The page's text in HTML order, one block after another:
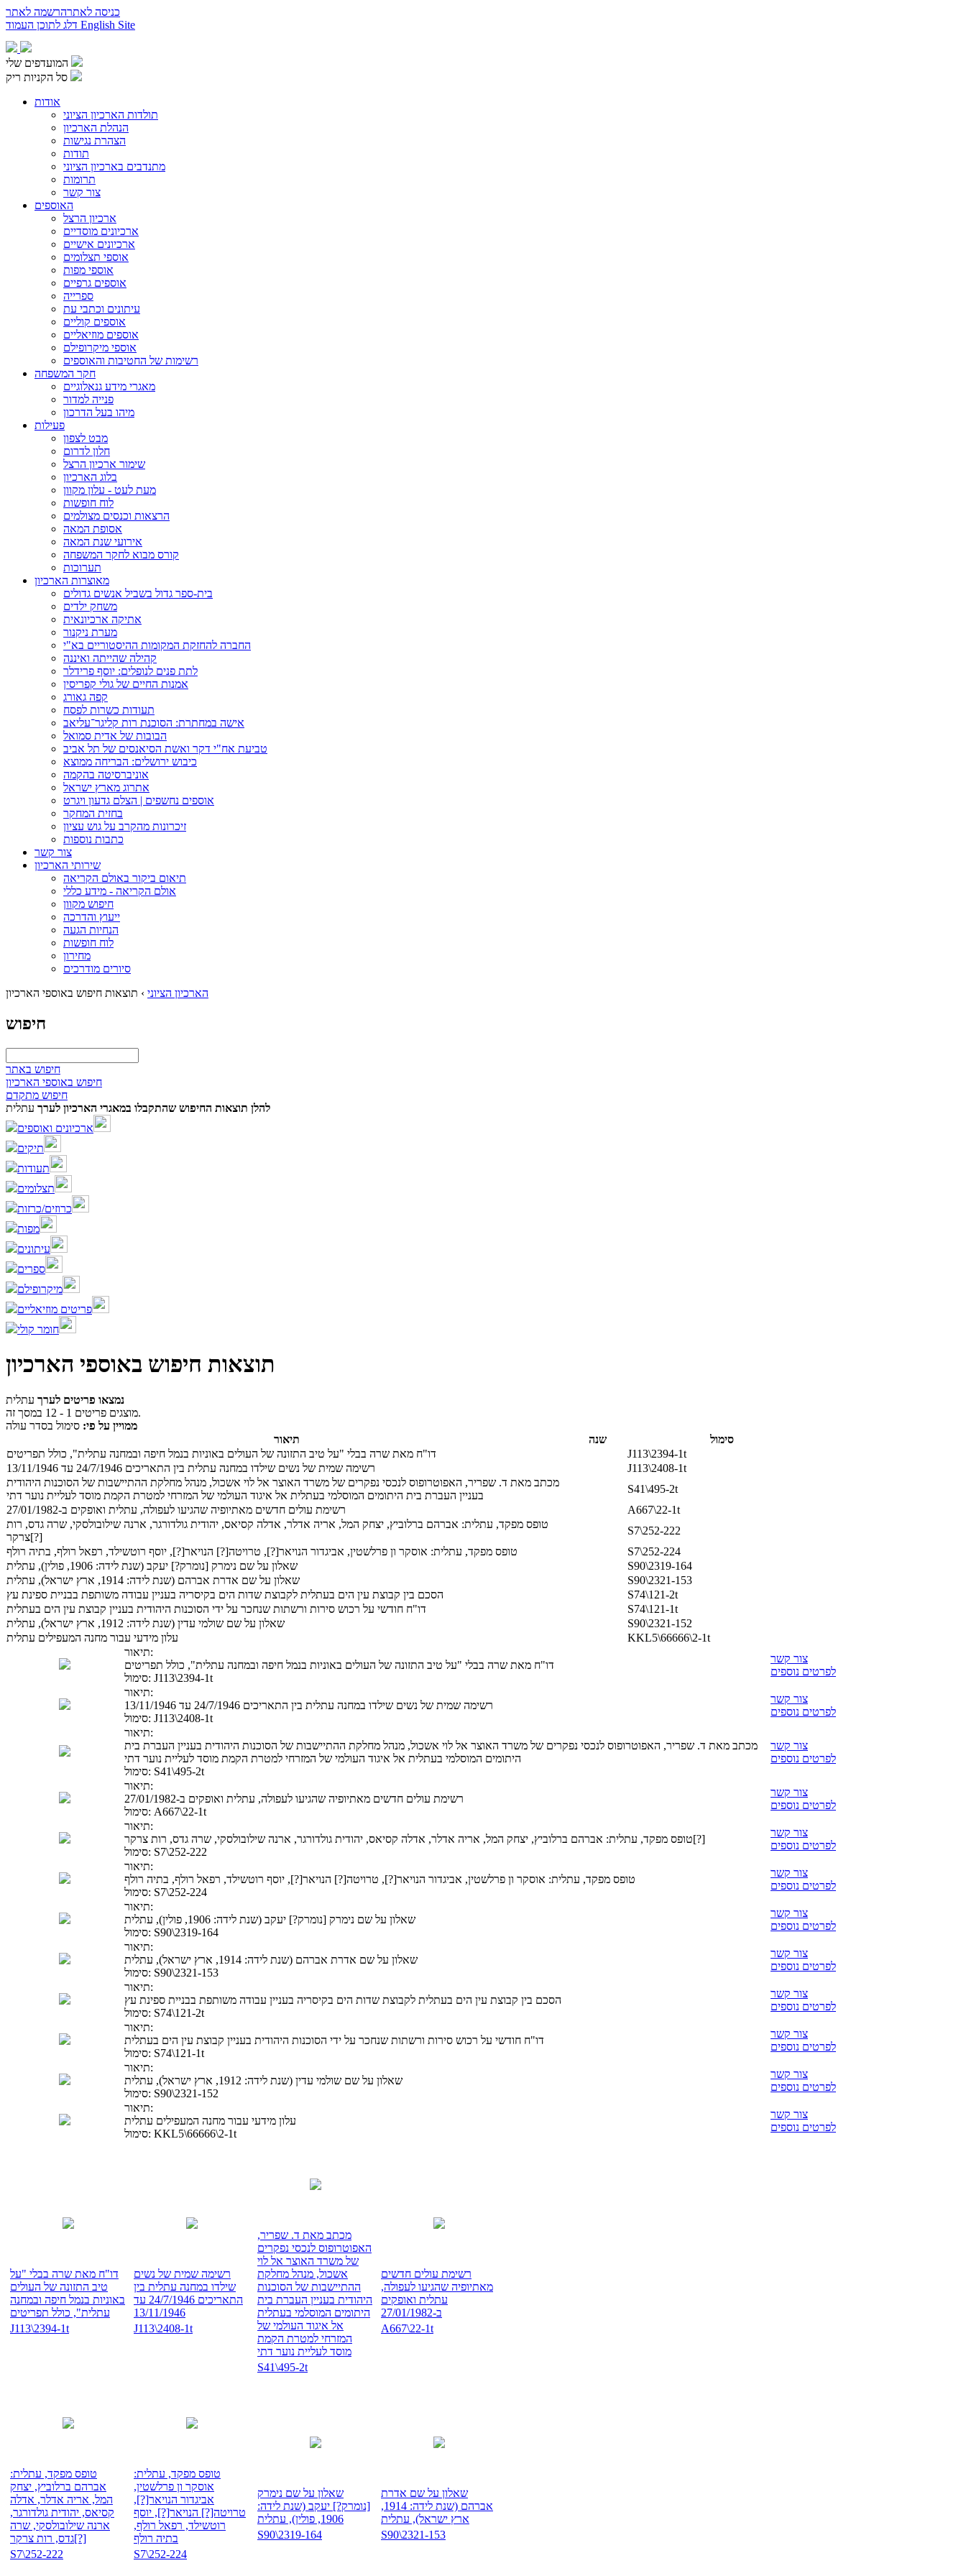
כניסה לאתרהרשמה לאתר
English Site
המועדפים שלי
סל הקניות ריק
אודות
תולדות הארכיון הציוני
הנהלת הארכיון
הצהרת נגישות
תודות
מתנדבים בארכיון הציוני
תרומות
צור קשר
האוספים
ארכיון הרצל
ארכיונים מוסדיים
ארכיונים אישיים
אוספי תצלומים
אוספי מפות
אוספים גרפיים
ספרייה
עיתונים וכתבי עת
אוספים קוליים
אוספים מוזיאליים
אוספי מיקרופילם
רשימות של החטיבות והאוספים
חקר המשפחה
מאגרי מידע גנאלוגיים
פנייה למדור
מיהו בעל הדרכון
פעילות
מבט לצפון
חלון לדרום
שימור ארכיון הרצל
בלוג הארכיון
מעת לעט - עלון מקוון
לוח חופשות
הרצאות וכנסים מצולמים
אסופת המאה
אירועי שנת המאה
קורס מבוא לחקר המשפחה
תערוכות
מאוצרות הארכיון
בית-ספר גדול בשביל אנשים גדולים
משחק ילדים
אתיקה ארכיונאית
מערת ניקנור
החברה להחזקת המקומות ההיסטוריים בא"י
קהילה שהייתה ואיננה
לתת פנים לנופלים: יוסף פרידלר
אמנות החיים של גולי קפריסין
קפה גאורג
תעודות כשרות לפסח
אישה במחתרת: הסוכנת רות קליגר־עליאב
הבובות של אדית סמואל
טביעת אח"י דקר ואשת הסיאנסים של תל אביב
כיבוש ירושלים: הבריחה ממוצא
אוניברסיטה בהקמה
אתרוג מארץ ישראל
אוספים נחשפים | הצלם גדעון ויגרט
בחזית המחקר
זיכרונות מהקרב על גוש עציון
כתבות נוספות
צור קשר
שירותי הארכיון
תיאום ביקור באולם הקריאה
אולם הקריאה - מידע כללי
חיפוש מקוון
ייעוץ והדרכה
הנחיות הגעה
לוח חופשות
מחירון
סיורים מודרכים
הארכיון הציוני › תוצאות חיפוש באוספי הארכיון
חיפוש
חיפוש באתר
חיפוש באוספי הארכיון
חיפוש מתקדם
להלן תוצאות החיפוש שהתקבלו במאגרי הארכיון לערך עתלית
ארכיונים ואוספים
תיקים
תעודות
תצלומים
כרוזים/כרזות
מפות
עיתונים
ספרים
מיקרופילם
פריטים מוזיאליים
חומר קולי
תוצאות חיפוש באוספי הארכיון
נמצאו פריטים לערך עתלית
מוצגים פריטים 1 - 12 במסך זה.
ממויין על פי: סימול בסדר עולה
תיאור
שנה
סימול
דו"ח מאת שרה בבלי "על טיב התזונה של העולים באוניות בנמל חיפה ובמחנה עתלית", כולל תפריטים
J113\2394-1t
רשימה שמית של נשים שילדו במחנה עתלית בין התאריכים 24/7/1946 עד 13/11/1946
J113\2408-1t
מכתב מאת ד. שפריר, האפוטרופוס לנכסי נפקרים של משרד האוצר אל לוי אשכול, מנהל מחלקת ההתיישבות של הסוכנות היהודית
בעניין העברת בית היתומים המוסלמי בעתלית אל איגוד העולמי של המזרחי למטרת הקמת מוסד לעליית נוער דתי
S41\495-2t
רשימת עולים חדשים מאתיופיה שהגיעו לעפולה, עתלית ואופקים ב-27/01/1982
A667\22-1t
טופס מפקד, עתלית: אברהם ברלוביץ, יצחק המל, אריה אדלר, אדלה קסיאס, יהודית גולדורגר, ארנה שילובולסקי, שרה גדס, רות
צרקר[?]
S7\252-222
טופס מפקד, עתלית: אוסקר ון פרלשטין, אביגדור הנויאר[?], טרויטה[?] הנויאר[?], יוסף רוטשילד, רפאל רולף, בתיה רולף
S7\252-224
שאלון על שם נימרק [נומרק?] יעקב (שנת לידה: 1906, פולין), עתלית
S90\2319-164
שאלון על שם אדרת אברהם (שנת לידה: 1914, ארץ ישראל), עתלית
S90\2321-153
הסכם בין קבוצת עין הים בעתלית לקבוצת שדות הים בקיסריה בעניין עבודה משותפת בבניית ספינת עץ
S74\121-2t
דו"ח חודשי על רכוש סירות ורשתות שנחכר על ידי הסוכנות היהודית בעניין קבוצת עין הים בעתלית
S74\121-1t
שאלון על שם שולמי עדין (שנת לידה: 1912, ארץ ישראל), עתלית
S90\2321-152
עלון מידעי עבור מחנה המעפילים עתלית
KKL5\66666\2-1t
תיאור:
דו"ח מאת שרה בבלי "על טיב התזונה של העולים באוניות בנמל חיפה ובמחנה עתלית", כולל תפריטים
סימול: J113\2394-1t
צור קשר
לפרטים נוספים
תיאור:
רשימה שמית של נשים שילדו במחנה עתלית בין התאריכים 24/7/1946 עד 13/11/1946
סימול: J113\2408-1t
צור קשר
לפרטים נוספים
תיאור:
מכתב מאת ד. שפריר, האפוטרופוס לנכסי נפקרים של משרד האוצר אל לוי אשכול, מנהל מחלקת ההתיישבות של הסוכנות היהודית בעניין העברת בית
היתומים המוסלמי בעתלית אל איגוד העולמי של המזרחי למטרת הקמת מוסד לעליית נוער דתי
סימול: S41\495-2t
צור קשר
לפרטים נוספים
תיאור:
רשימת עולים חדשים מאתיופיה שהגיעו לעפולה, עתלית ואופקים ב-27/01/1982
סימול: A667\22-1t
צור קשר
לפרטים נוספים
תיאור:
טופס מפקד, עתלית: אברהם ברלוביץ, יצחק המל, אריה אדלר, אדלה קסיאס, יהודית גולדורגר, ארנה שילובולסקי, שרה גדס, רות צרקר[?]
סימול: S7\252-222
צור קשר
לפרטים נוספים
תיאור:
טופס מפקד, עתלית: אוסקר ון פרלשטין, אביגדור הנויאר[?], טרויטה[?] הנויאר[?], יוסף רוטשילד, רפאל רולף, בתיה רולף
סימול: S7\252-224
צור קשר
לפרטים נוספים
תיאור:
שאלון על שם נימרק [נומרק?] יעקב (שנת לידה: 1906, פולין), עתלית
סימול: S90\2319-164
צור קשר
לפרטים נוספים
תיאור:
שאלון על שם אדרת אברהם (שנת לידה: 1914, ארץ ישראל), עתלית
סימול: S90\2321-153
צור קשר
לפרטים נוספים
תיאור:
הסכם בין קבוצת עין הים בעתלית לקבוצת שדות הים בקיסריה בעניין עבודה משותפת בבניית ספינת עץ
סימול: S74\121-2t
צור קשר
לפרטים נוספים
תיאור:
דו"ח חודשי על רכוש סירות ורשתות שנחכר על ידי הסוכנות היהודית בעניין קבוצת עין הים בעתלית
סימול: S74\121-1t
צור קשר
לפרטים נוספים
תיאור:
שאלון על שם שולמי עדין (שנת לידה: 1912, ארץ ישראל), עתלית
סימול: S90\2321-152
צור קשר
לפרטים נוספים
תיאור:
עלון מידעי עבור מחנה המעפילים עתלית
סימול: KKL5\66666\2-1t
צור קשר
לפרטים נוספים
דו"ח מאת שרה בבלי "על
טיב התזונה של העולים
באוניות בנמל חיפה ובמחנה
עתלית", כולל תפריטים
J113\2394-1t
רשימה שמית של נשים
שילדו במחנה עתלית בין
התאריכים 24/7/1946 עד
13/11/1946
J113\2408-1t
מכתב מאת ד. שפריר,
האפוטרופוס לנכסי נפקרים
של משרד האוצר אל לוי
אשכול, מנהל מחלקת
ההתיישבות של הסוכנות
היהודית בעניין העברת בית
היתומים המוסלמי בעתלית
אל איגוד העולמי של
המזרחי למטרת הקמת
מוסד לעליית נוער דתי
S41\495-2t
רשימת עולים חדשים
מאתיופיה שהגיעו לעפולה,
עתלית ואופקים
ב-27/01/1982
A667\22-1t
טופס מפקד, עתלית:
אברהם ברלוביץ, יצחק
המל, אריה אדלר, אדלה
קסיאס, יהודית גולדורגר,
ארנה שילובולסקי, שרה
גדס, רות צרקר[?]
S7\252-222
טופס מפקד, עתלית:
אוסקר ון פרלשטין,
אביגדור הנויאר[?],
טרויטה[?] הנויאר[?], יוסף
רוטשילד, רפאל רולף,
בתיה רולף
S7\252-224
שאלון על שם נימרק
[נומרק?] יעקב (שנת לידה:
1906, פולין), עתלית
S90\2319-164
שאלון על שם אדרת
אברהם (שנת לידה: 1914,
ארץ ישראל), עתלית
S90\2321-153